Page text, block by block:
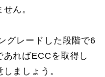
ん。
グレードした段階で6
ればECCを取得し
ましょう。